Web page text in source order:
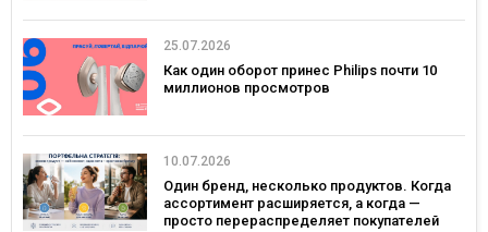
25.07.2026
Как один оборот принес Philips почти 10
миллионов просмотров
10.07.2026
Один бренд, несколько продуктов. Когда
ассортимент расширяется, а когда —
просто перераспределяет покупателей